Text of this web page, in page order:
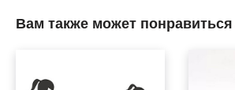
Вам также может понравиться